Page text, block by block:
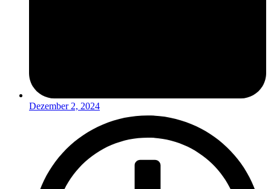
Dezember 2, 2024